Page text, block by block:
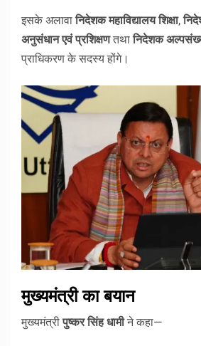
इसके अलावानिदेशक महाविद्यालय शिक्षा,
अनुसंधान एवं प्रशिक्षणतथानिदेशक
प्राधिकरण के सदस्य होंगे।
मुख्यमंत्री का बयान
मुख्यमंत्रीपुष्कर सिंह धामीने कहा—